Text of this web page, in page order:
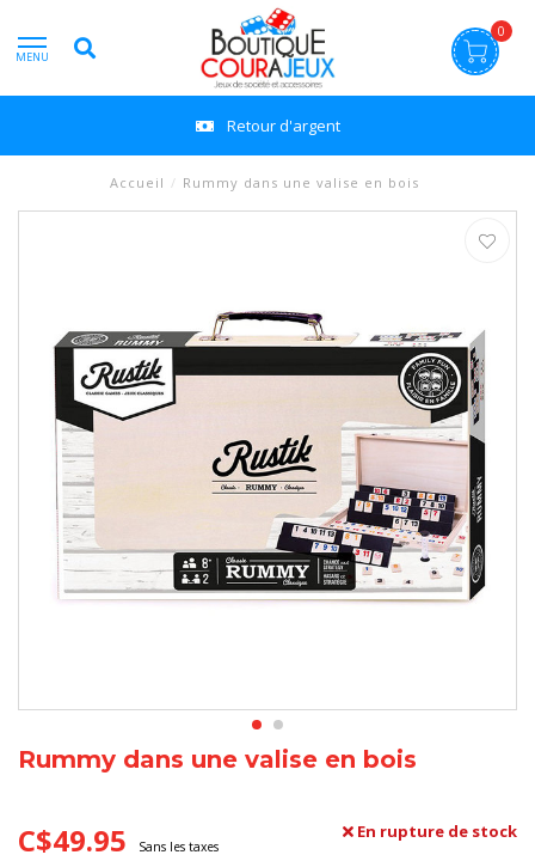
MENU
0
Retour d'argent
Accueil / Rummy dans une valise en bois
Rummy dans une valise en bois
C$49.95 Sans les taxes
En rupture de stock